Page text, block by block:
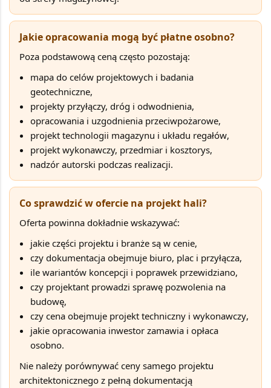
Jakie opracowania mogą być płatne osobno?
Poza podstawową ceną często pozostają:
mapa do celów projektowych i badania
geotechniczne,
projekty przyłączy, dróg i odwodnienia,
opracowania i uzgodnienia przeciwpożarowe,
projekt technologii magazynu i układu regałów,
projekt wykonawczy, przedmiar i kosztorys,
nadzór autorski podczas realizacji.
Co sprawdzić w ofercie na projekt hali?
Oferta powinna dokładnie wskazywać:
jakie części projektu i branże są w cenie,
czy dokumentacja obejmuje biuro, plac i przyłącza,
ile wariantów koncepcji i poprawek przewidziano,
czy projektant prowadzi sprawę pozwolenia na
budowę,
czy cena obejmuje projekt techniczny i wykonawczy,
jakie opracowania inwestor zamawia i opłaca
osobno.
Nie należy porównywać ceny samego projektu
architektonicznego z pełną dokumentacją